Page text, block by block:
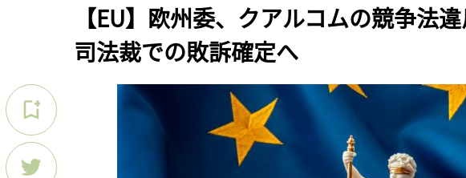
【EU】欧州委、クアルコムの競争法
司法裁での敗訴確定へ